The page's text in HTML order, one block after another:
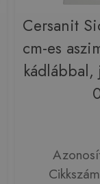
Cersanit
cm-es
kádlábbal,